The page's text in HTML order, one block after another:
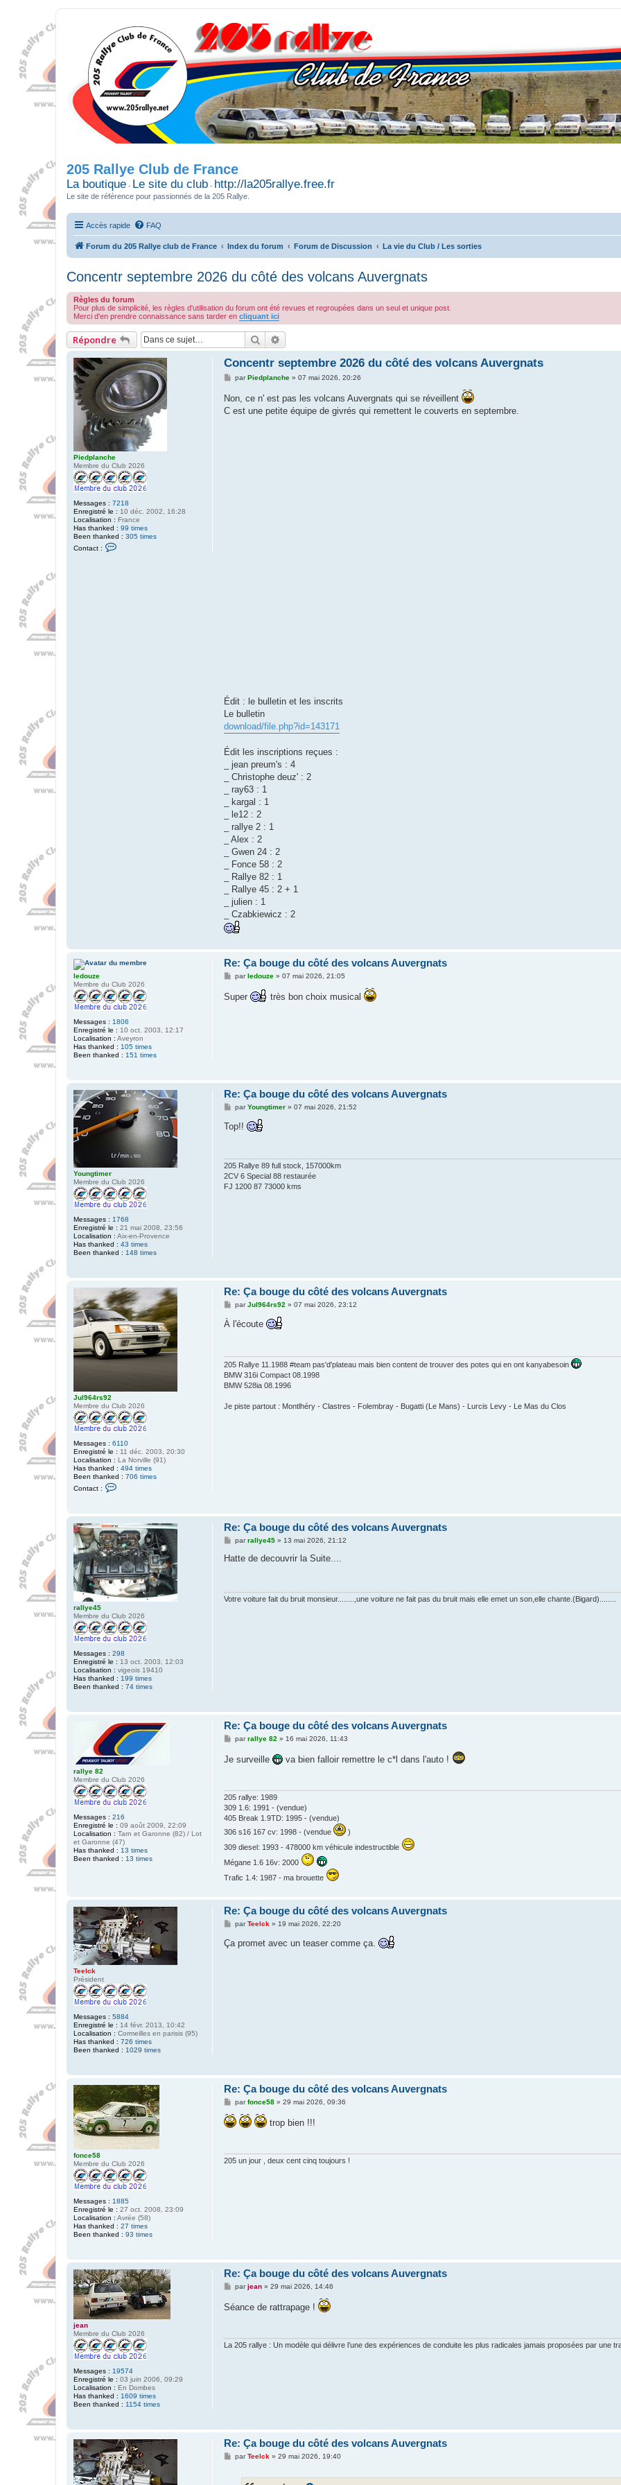
205 Rallye Club de France
La boutique - Le site du club - http://la205rallye.free.fr
Le site de référence pour passionnés de la 205 Rallye.
Accès rapide FAQ
Forum du 205 Rallye club de France Index du forum Forum de Discussion La vie du Club / Les sorties
Concentr septembre 2026 du côté des volcans Auvergnats
Règles du forum
Pour plus de simplicité, les règles d'utilisation du forum ont été revues et regroupées dans un seul et unique post.
Merci d'en prendre connaissance sans tarder en cliquant ici
Répondre Rechercher
Piedplanche
Membre du Club 2026
Messages : 7218
Enregistré le : 10 déc. 2002, 16:28
Localisation : France
Has thanked : 99 times
Been thanked : 305 times
Contact :
Concentr septembre 2026 du côté des volcans Auvergnats
M
s
a
parPiedplanche» 07 mai 2026, 20:26
Non, ce n' est pas les volcans Auvergnats qui se réveillent
C est une petite équipe de givrés qui remettent le couverts en septembre.
Édit : le bulletin et les inscrits
Le bulletin
download/file.php?id=143171
Édit les inscriptions reçues :
_ jean preum's : 4
_ Christophe deuz' : 2
_ ray63 : 1
_ kargal : 1
_ le12 : 2
_ rallye 2 : 1
_ Alex : 2
_ Gwen 24 : 2
_ Fonce 58 : 2
_ Rallye 82 : 1
_ Rallye 45 : 2 + 1
_ julien : 1
_ Czabkiewicz : 2
ledouze
Membre du Club 2026
Messages : 1806
Enregistré le : 10 oct. 2003, 12:17
Localisation : Aveyron
Has thanked : 105 times
Been thanked : 151 times
Re: Ça bouge du côté des volcans Auvergnats
M
s
parledouze» 07 mai 2026, 21:05
Super très bon choix musical
Youngtimer
Membre du Club 2026
Messages : 1768
Enregistré le : 21 mai 2008, 23:56
Localisation : Aix-en-Provence
Has thanked : 43 times
Been thanked : 148 times
Re: Ça bouge du côté des volcans Auvergnats
M
s
parYoungtimer» 07 mai 2026, 21:52
Top!!
205 Rallye 89 full stock, 157000km
2CV 6 Special 88 restaurée
FJ 1200 87 73000 kms
Jul964rs92
Membre du Club 2026
Messages : 6110
Enregistré le : 11 déc. 2003, 20:30
Localisation : La Norville (91)
Has thanked : 494 times
Been thanked : 706 times
Contact :
a
c
t
e
r
J
u
l
9
6
4
s
9
2
Re: Ça bouge du côté des volcans Auvergnats
M
s
s
parJul964rs92 » 07 mai 2026, 23:12
À l'écoute
205 Rallye 11.1988 #team pas'd'plateau mais bien content de trouver des potes qui en ont kanyabesoin
BMW 316i Compact 08.1998
BMW 528ia 08.1996
Je piste partout : Montlhéry - Clastres - Folembray - Bugatti (Le Mans) - Lurcis Levy - Le Mas du Clos
rallye45
Membre du Club 2026
Messages : 298
Enregistré le : 13 oct. 2003, 12:03
Localisation : vigeois 19410
Has thanked : 199 times
Been thanked : 74 times
Re: Ça bouge du côté des volcans Auvergnats
M
s
parrallye45» 13 mai 2026, 21:12
Hatte de decouvrir la Suite....
Votre voiture fait du bruit monsieur........,une voiture ne fait pas du bruit mais elle emet un son,elle chante.(Bigard)........
rallye 82
Membre du Club 2026
Messages : 216
Enregistré le : 09 août 2009, 22:09
Localisation : Tarn et Garonne (82) / Lot
et Garonne (47)
Has thanked : 13 times
Been thanked : 13 times
Re: Ça bouge du côté des volcans Auvergnats
M
s
parrallye 82 » 16 mai 2026, 11:43
Je surveille va bien falloir remettre le c*l dans l'auto !
205 rallye: 1989
309 1.6: 1991 - (vendue)
405 Break 1.9TD: 1995 - (vendue)
306 s16 167 cv: 1998 - (vendue
)
309 diesel: 1993 - 478000 km véhicule indestructible
Mégane 1.6 16v: 2000
Trafic 1.4: 1987 - ma brouette
Teelck
Président
Messages : 5884
Enregistré le : 14 févr. 2013, 10:42
Localisation : Cormeilles en parisis (95)
Has thanked : 726 times
Been thanked : 1029 times
Re: Ça bouge du côté des volcans Auvergnats
M
s
s
parTeelck» 19 mai 2026, 22:20
Ça promet avec un teaser comme ça.
fonce58
Membre du Club 2026
Messages : 1885
Enregistré le : 27 oct. 2008, 23:09
Localisation : Avrée (58)
Has thanked : 27 times
Been thanked : 93 times
Re: Ça bouge du côté des volcans Auvergnats
M
s
s
parfonce58» 29 mai 2026, 09:36
trop bien !!!
205 un jour , deux cent cinq toujours !
jean
Membre du Club 2026
Messages : 19574
Enregistré le : 03 juin 2006, 09:29
Localisation : En Dombes
Has thanked : 1609 times
Been thanked : 1154 times
Re: Ça bouge du côté des volcans Auvergnats
M
s
s
parjean» 29 mai 2026, 14:46
Séance de rattrapage !
La 205 rallye : Un modèle qui délivre l’une des expériences de conduite les plus radicales jamais proposées par une
Re: Ça bouge du côté des volcans Auvergnats
MparTeelck» 29 mai 2026, 19:40